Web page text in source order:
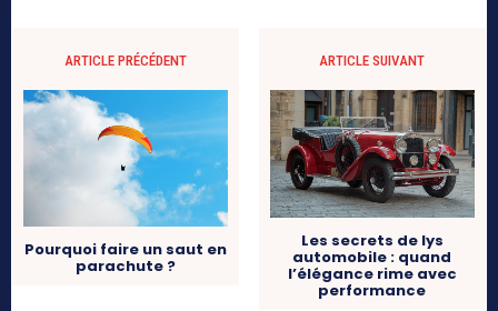
ARTICLE PRÉCÉDENT
Pourquoi faire un saut en
parachute ?
ARTICLE SUIVANT
Les secrets de lys
automobile : quand
l’élégance rime avec
performance